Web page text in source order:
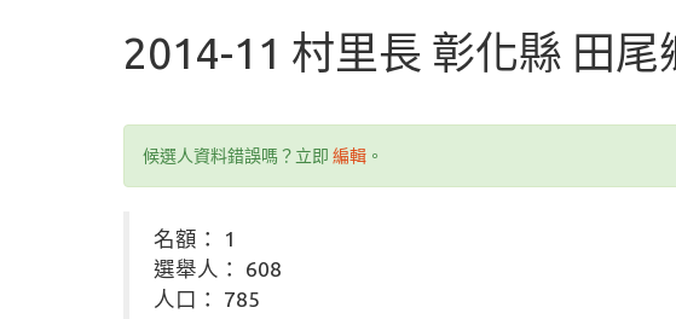
2014-11 村里長 彰化縣 田尾
候選人資料錯誤嗎？立即 編輯 。
名額： 1
選舉人： 608
人口： 785